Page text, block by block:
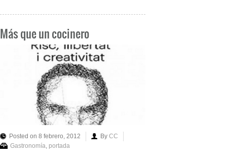
Más que un cocinero
Posted on 8 febrero, 2012 By CC
Gastronomía, portada